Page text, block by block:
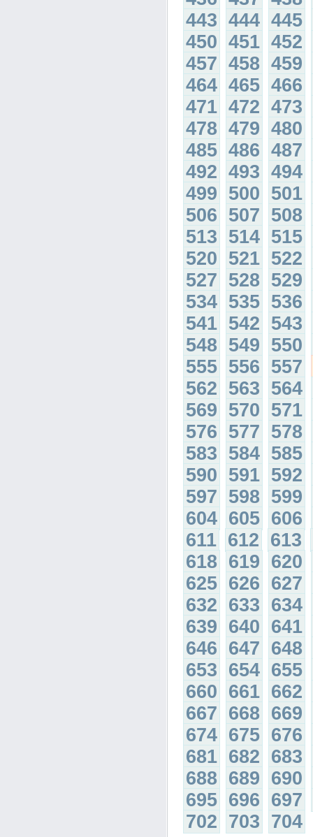
443 444 445
450 451 452
457 458 459
464 465 466
471 472 473
478 479 480
485 486 487
492 493 494
499 500 501
506 507 508
513 514 515
520 521 522
527 528 529
534 535 536
541 542 543
548 549 550
555 556 557
562 563 564
569 570 571
576 577 578
583 584 585
590 591 592
597 598 599
604 605 606
611 612 613
618 619 620
625 626 627
632 633 634
639 640 641
646 647 648
653 654 655
660 661 662
667 668 669
674 675 676
681 682 683
688 689 690
695 696 697
702 703 704